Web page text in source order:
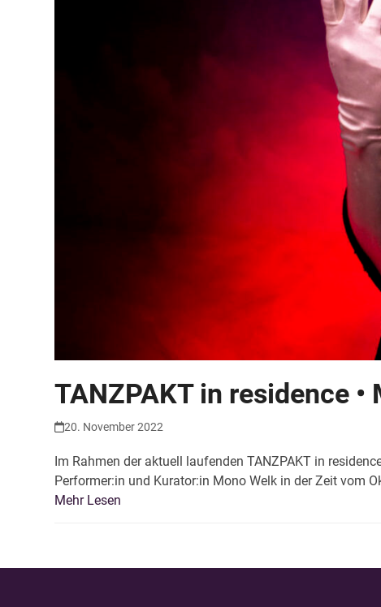
TANZPAKT in residence
20. November 2022
Im Rahmen der aktuell laufenden TANZPAKT in
Performer:in und Kurator:in Mono Welk in der Zeit vom
Mehr Lesen